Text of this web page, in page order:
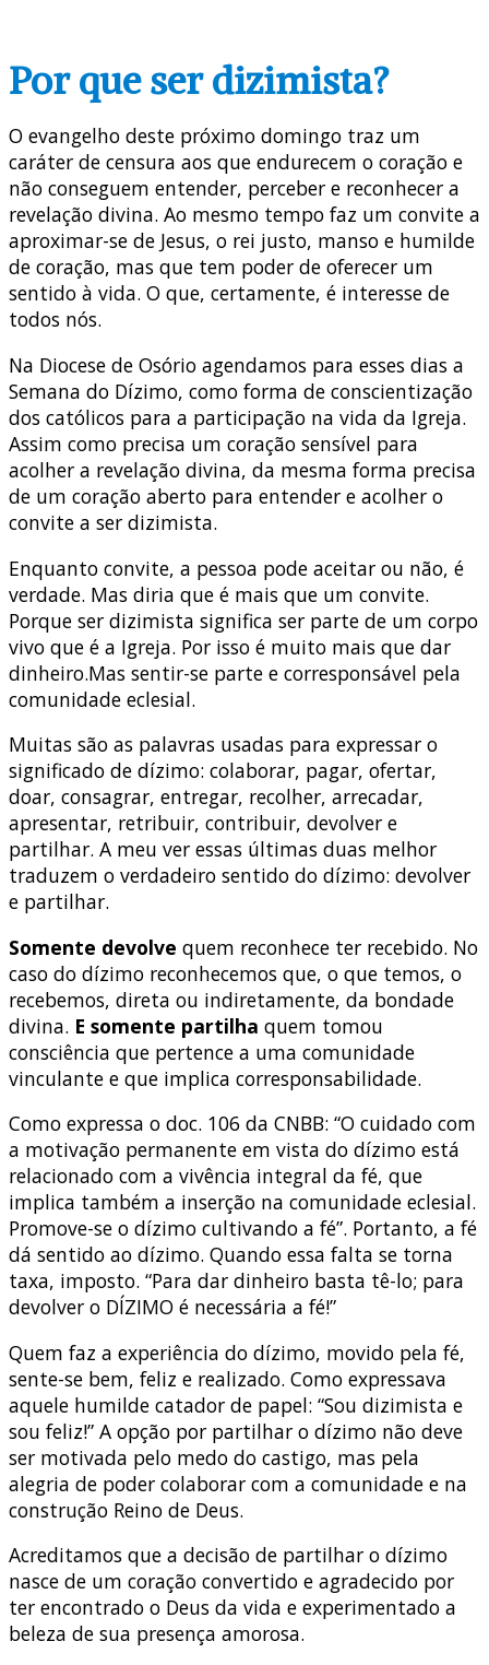
Por que ser dizimista?
O evangelho deste próximo domingo traz um
caráter de censura aos que endurecem o coração e
não conseguem entender, perceber e reconhecer a
revelação divina. Ao mesmo tempo faz um convite a
aproximar-se de Jesus, o rei justo, manso e humilde
de coração, mas que tem poder de oferecer um
sentido à vida. O que, certamente, é interesse de
todos nós.
Na Diocese de Osório agendamos para esses dias a
Semana do Dízimo, como forma de conscientização
dos católicos para a participação na vida da Igreja.
Assim como precisa um coração sensível para
acolher a revelação divina, da mesma forma precisa
de um coração aberto para entender e acolher o
convite a ser dizimista.
Enquanto convite, a pessoa pode aceitar ou não, é
verdade. Mas diria que é mais que um convite.
Porque ser dizimista significa ser parte de um corpo
vivo que é a Igreja. Por isso é muito mais que dar
dinheiro.Mas sentir-se parte e corresponsável pela
comunidade eclesial.
Muitas são as palavras usadas para expressar o
significado de dízimo: colaborar, pagar, ofertar,
doar, consagrar, entregar, recolher, arrecadar,
apresentar, retribuir, contribuir, devolver e
partilhar. A meu ver essas últimas duas melhor
traduzem o verdadeiro sentido do dízimo: devolver
e partilhar.
Somente devolve quem reconhece ter recebido. No
caso do dízimo reconhecemos que, o que temos, o
recebemos, direta ou indiretamente, da bondade
divina. E somente partilha quem tomou
consciência que pertence a uma comunidade
vinculante e que implica corresponsabilidade.
Como expressa o doc. 106 da CNBB: “O cuidado com
a motivação permanente em vista do dízimo está
relacionado com a vivência integral da fé, que
implica também a inserção na comunidade eclesial.
Promove-se o dízimo cultivando a fé”. Portanto, a fé
dá sentido ao dízimo. Quando essa falta se torna
taxa, imposto. “Para dar dinheiro basta tê-lo; para
devolver o DÍZIMO é necessária a fé!”
Quem faz a experiência do dízimo, movido pela fé,
sente-se bem, feliz e realizado. Como expressava
aquele humilde catador de papel: “Sou dizimista e
sou feliz!” A opção por partilhar o dízimo não deve
ser motivada pelo medo do castigo, mas pela
alegria de poder colaborar com a comunidade e na
construção Reino de Deus.
Acreditamos que a decisão de partilhar o dízimo
nasce de um coração convertido e agradecido por
ter encontrado o Deus da vida e experimentado a
beleza de sua presença amorosa.